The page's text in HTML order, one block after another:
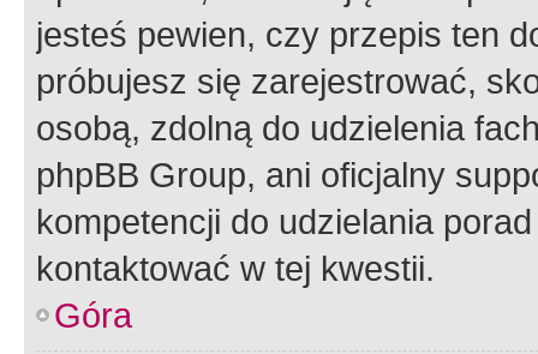
jesteś pewien, czy przepis ten
próbujesz się zarejestrować,
osobą, zdolną do udzielenia
phpBB Group, ani oficjalny
kompetencji do udzielania
kontaktować w tej kwestii.
Góra